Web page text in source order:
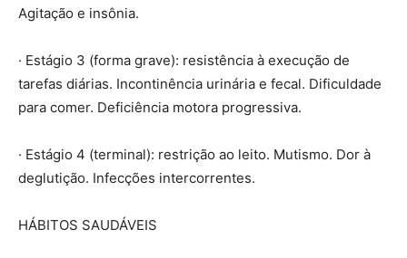
Agitação e insônia.
· Estágio 3 (forma grave): resistência à execução de
tarefas diárias. Incontinência urinária e fecal. Dificuldade
para comer. Deficiência motora progressiva.
· Estágio 4 (terminal): restrição ao leito. Mutismo. Dor à
deglutição. Infecções intercorrentes.
HÁBITOS SAUDÁVEIS